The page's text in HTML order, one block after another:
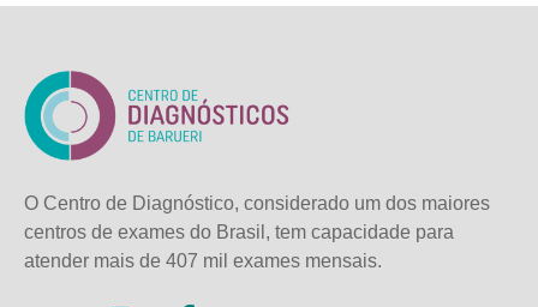
O Centro de Diagnóstico, considerado um dos maiores
centros de exames do Brasil, tem capacidade para
atender mais de 407 mil exames mensais.